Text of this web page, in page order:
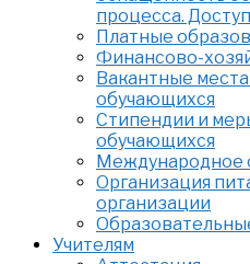
процесса.
Платные
Финансово-
Вакантные
обучающихся
Стипендии и
обучающихся
Международное
Организация
организации
Учителям